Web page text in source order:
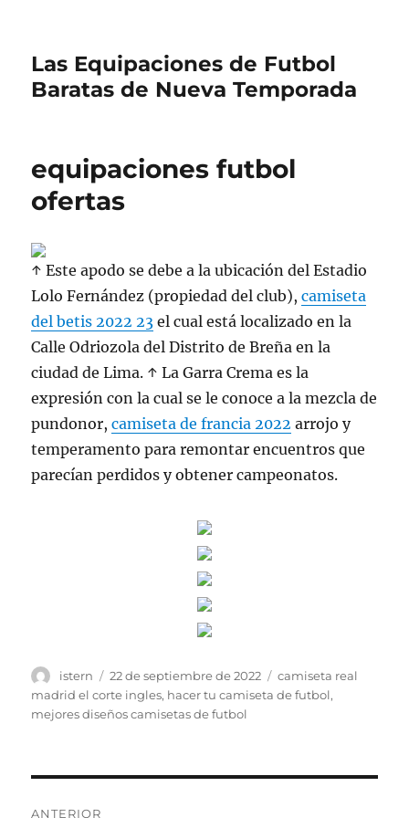
Las Equipaciones de Futbol
Baratas de Nueva Temporada
equipaciones futbol
ofertas
↑ Este apodo se debe a la ubicación del Estadio
Lolo Fernández (propiedad del club),camiseta
del betis 2022 23 el cual está localizado en la
Calle Odriozola del Distrito de Breña en la
ciudad de Lima. ↑ La Garra Crema es la
expresión con la cual se le conoce a la mezcla de
pundonor,camiseta de francia 2022 arrojo y
temperamento para remontar encuentros que
parecían perdidos y obtener campeonatos.
Autor
istern
Publicado
el
22 de septiembre de 2022 Etiquetas
camiseta real
madrid el corte ingles, hacer tu camiseta de futbol,
mejores diseños camisetas de futbol
ANTERIOR